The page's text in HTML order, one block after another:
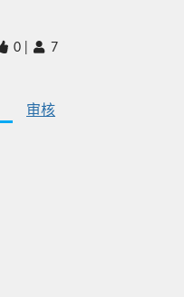
0 7
审核